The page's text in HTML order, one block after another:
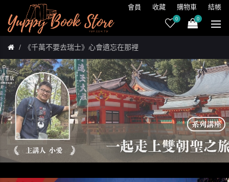
會員 收藏 購物車 結帳
0 0
《千萬不要去瑞士》心會遺忘在那裡